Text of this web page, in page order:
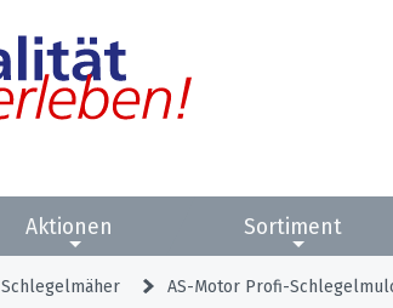
Aktionen Sortiment
Schlegelmäher AS-Motor Profi-